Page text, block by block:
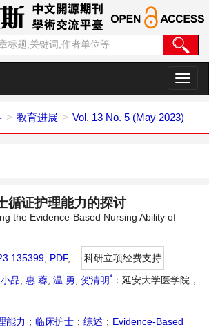
切
换
航
教育进展 Vol. 13 No. 5 (May 2023)
循证护理能力的探讨
the Evidence-Based Nursing Ability of
PDF,
科研立项经费支持
品 惠 蓉 温 勇 贺清明* ：延安大学医学院，
能力 ； 临床护士 ； 综述 ； Evidence-Based